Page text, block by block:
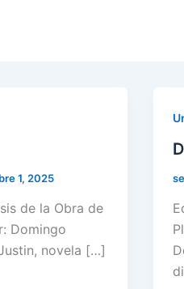
1, 2025
de la Obra de
Domingo
novela […]